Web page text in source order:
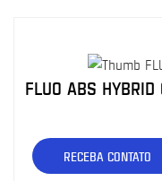
FLUO ABS HYBRID
RECEBA CONTATO